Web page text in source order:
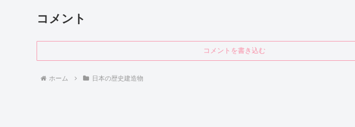
コメント
コメントを書き込む
ホーム 日本の歴史建造物